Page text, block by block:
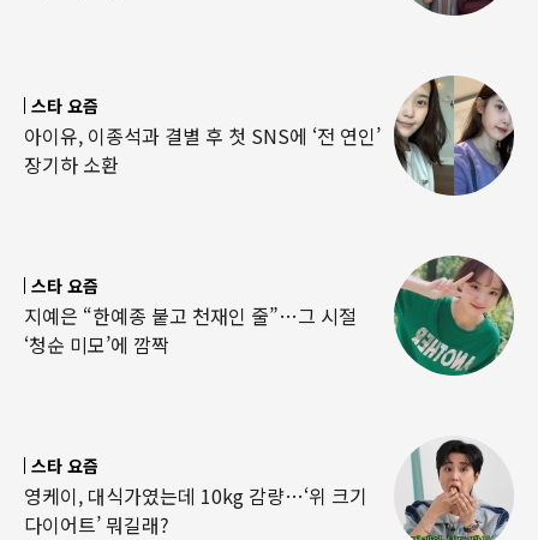
스타 요즘
아이유, 이종석과 결별 후 첫 SNS에 ‘전 연인’
장기하 소환
스타 요즘
지예은 “한예종 붙고 천재인 줄”…그 시절
‘청순 미모’에 깜짝
스타 요즘
영케이, 대식가였는데 10kg 감량…‘위 크기
다이어트’ 뭐길래?